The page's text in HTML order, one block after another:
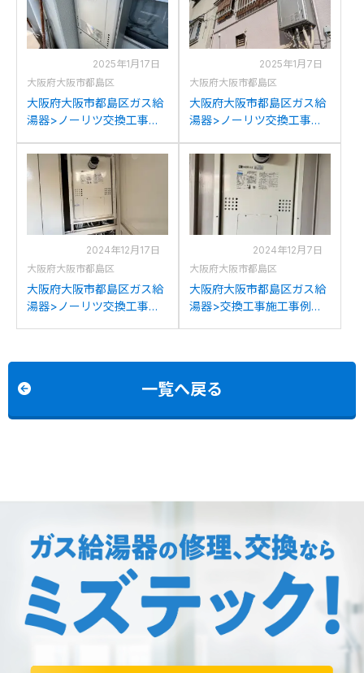
2025年1月17日
大阪府大阪市都島区
大阪府大阪市都島区ガス給
湯器>ノーリツ交換工事施
2027SAWXからノーリツ
GT-C2072SAW BLへの交
2025年1月7日
大阪府大阪市都島区
大阪府大阪市都島区ガス給
湯器>ノーリツ交換工事施
C2452(S)AWXからノーリ
ツGT-C2472SAW BLへの
交換
2024年12月17日
大阪府大阪市都島区
大阪府大阪市都島区ガス給
湯器>ノーリツ交換工事施
2024年12月7日
大阪府大阪市都島区
大阪府大阪市都島区ガス給
湯器>交換工事施工事例：
一覧へ戻る